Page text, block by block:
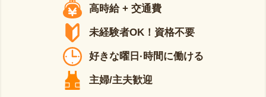
高時給 + 交通費
未経験者OK！資格不要
好きな曜日·時間に働ける
主婦/主夫歓迎